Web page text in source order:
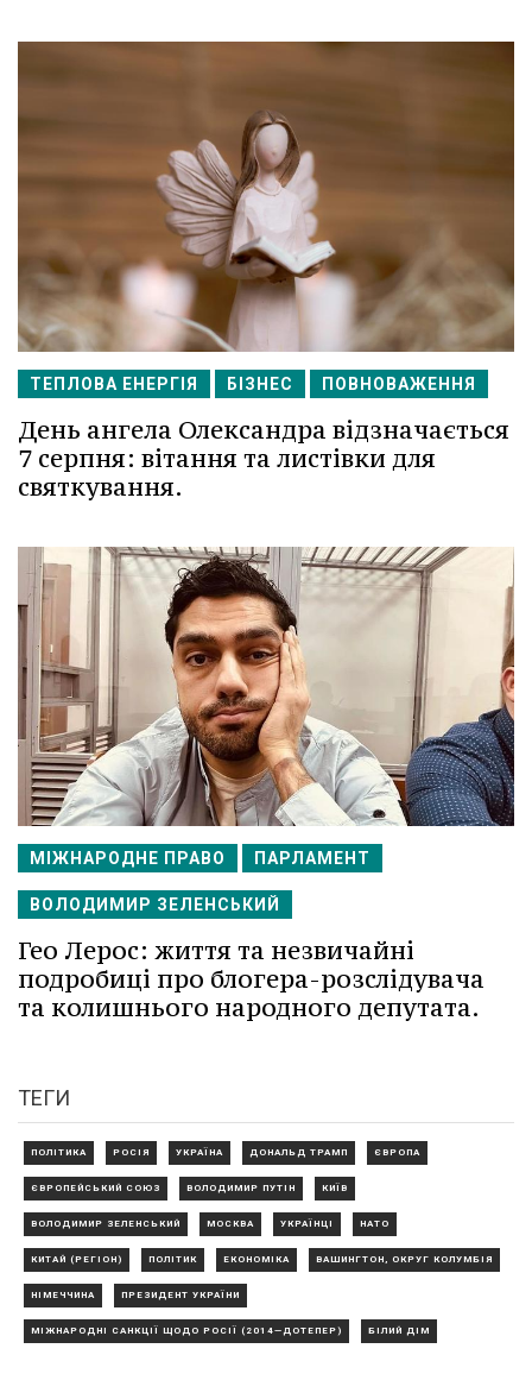
ТЕПЛОВА ЕНЕРГІЯ БІЗНЕС ПОВНОВАЖЕННЯ
День ангела Олександра відзначається
7 серпня: вітання та листівки для
святкування.
МІЖНАРОДНЕ ПРАВО ПАРЛАМЕНТ
ВОЛОДИМИР ЗЕЛЕНСЬКИЙ
Гео Лерос: життя та незвичайні
подробиці про блогера-розслідувача
та колишнього народного депутата.
ТЕГИ
ПОЛІТИКА РОСІЯ УКРАЇНА ДОНАЛЬД ТРАМП ЄВРОПА
ЄВРОПЕЙСЬКИЙ СОЮЗ ВОЛОДИМИР ПУТІН КИЇВ
ВОЛОДИМИР ЗЕЛЕНСЬКИЙ МОСКВА УКРАЇНЦІ НАТО
КИТАЙ (РЕГІОН) ПОЛІТИК ЕКОНОМІКА ВАШИНГТОН, ОКРУГ КОЛУМБІЯ
НІМЕЧЧИНА ПРЕЗИДЕНТ УКРАЇНИ
МІЖНАРОДНІ САНКЦІЇ ЩОДО РОСІЇ (2014—ДОТЕПЕР) БІЛИЙ ДІМ